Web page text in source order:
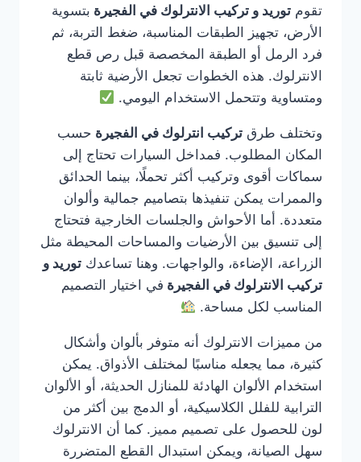
تقوم توريد و تركيب الانترلوك في الفجيرة بتسوية
الأرض، تجهيز الطبقات المناسبة، ضغط التربة، ثم
فرد الرمل أو الطبقة المخصصة قبل رص قطع
الانترلوك. هذه الخطوات تجعل الأرضية ثابتة
ومتساوية وتتحمل الاستخدام اليومي.
وتختلف طرق تركيب انترلوك في الفجيرة حسب
المكان المطلوب. فمداخل السيارات تحتاج إلى
سماكات أقوى وتركيب أكثر تحملًا، بينما الحدائق
والممرات يمكن تنفيذها بتصاميم جمالية وألوان
متعددة. أما الأحواش والجلسات الخارجية فتحتاج
إلى تنسيق بين الأرضيات والمساحات المحيطة مثل
الزراعة، الإضاءة، والواجهات. وهنا تساعدك توريد و
تركيب الانترلوك في الفجيرة في اختيار التصميم
المناسب لكل مساحة.
من مميزات الانترلوك أنه متوفر بألوان وأشكال
كثيرة، مما يجعله مناسبًا لمختلف الأذواق. يمكن
استخدام الألوان الهادئة للمنازل الحديثة، أو الألوان
الترابية للفلل الكلاسيكية، أو الدمج بين أكثر من
لون للحصول على تصميم مميز. كما أن الانترلوك
سهل الصيانة، ويمكن استبدال القطع المتضررة